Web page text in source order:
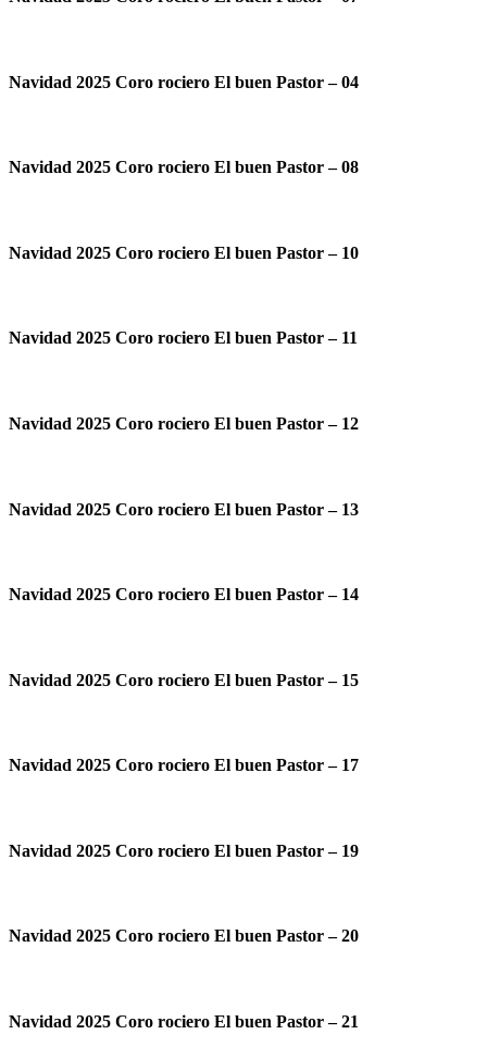
Navidad 2025 Coro rociero El buen Pastor – 04
Navidad 2025 Coro rociero El buen Pastor – 08
Navidad 2025 Coro rociero El buen Pastor – 10
Navidad 2025 Coro rociero El buen Pastor – 11
Navidad 2025 Coro rociero El buen Pastor – 12
Navidad 2025 Coro rociero El buen Pastor – 13
Navidad 2025 Coro rociero El buen Pastor – 14
Navidad 2025 Coro rociero El buen Pastor – 15
Navidad 2025 Coro rociero El buen Pastor – 17
Navidad 2025 Coro rociero El buen Pastor – 19
Navidad 2025 Coro rociero El buen Pastor – 20
Navidad 2025 Coro rociero El buen Pastor – 21